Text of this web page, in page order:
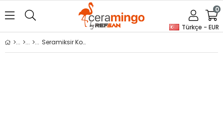
Türkçe - EUR
0
Seramiksir Koyu Kırmızı 175 Gr TRS 101